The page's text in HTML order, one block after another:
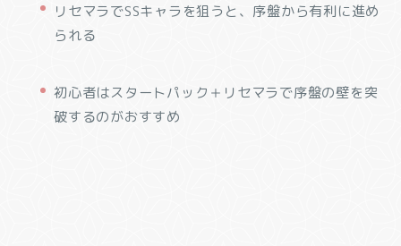
リセマラでSSキャラを狙うと、序盤から有利に進め
られる
初心者はスタートパック＋リセマラで序盤の壁を突
破するのがおすすめ